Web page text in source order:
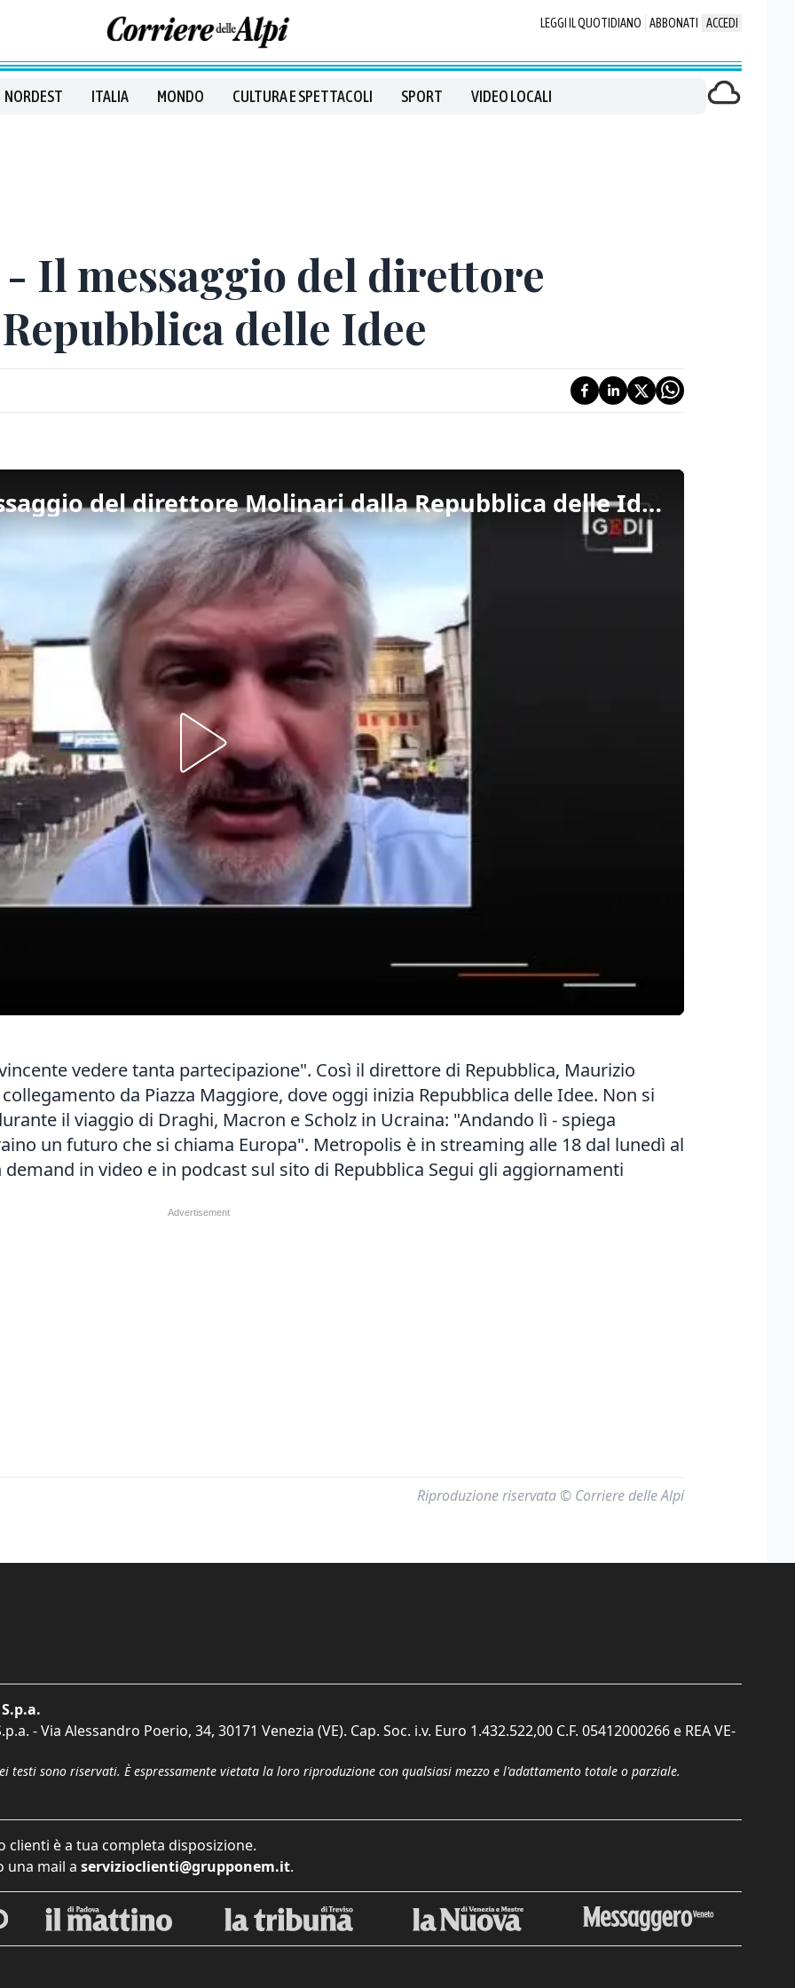
LEGGI IL QUOTIDIANO ABBONATI ACCEDI
NORDEST ITALIA MONDO CULTURA E SPETTACOLI SPORT VIDEO LOCALI
- Il messaggio del direttore
delle Idee
Metropolis/117 - Il messaggio del direttore Molinari dalla Repubblica delle Idee
vedere tanta partecipazione". Così il direttore di Repubblica, Maurizio
da Piazza Maggiore, dove oggi inizia Repubblica delle Idee. Non si
il viaggio di Draghi, Macron e Scholz in Ucraina: "Andando lì - spiega
un futuro che si chiama Europa". Metropolis è in streaming alle 18 dal lunedì al
in video e in podcast sul sito di Repubblica Segui gli aggiornamenti
Riproduzione riservata © Corriere delle Alpi
- Via Alessandro Poerio, 34, 30171 Venezia (VE). Cap. Soc. i.v. Euro 1.432.522,00 C.F. 05412000266 e REA VE-
testi sono riservati. È espressamente vietata la loro riproduzione con qualsiasi mezzo e l'adattamento totale o parziale.
clienti è a tua completa disposizione.
una mail a servizioclienti@grupponem.it.